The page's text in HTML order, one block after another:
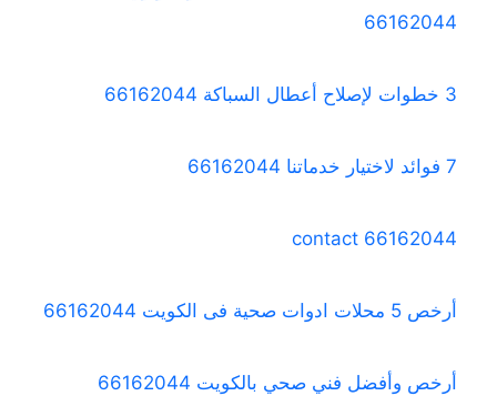
66162044
3 خطوات لإصلاح أعطال السباكة 66162044
7 فوائد لاختيار خدماتنا 66162044
contact 66162044
أرخص 5 محلات ادوات صحية فى الكويت 66162044
أرخص وأفضل فني صحي بالكويت 66162044